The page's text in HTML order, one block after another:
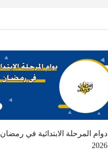
دوام المرحلة الابتدائية في رمضان
2026